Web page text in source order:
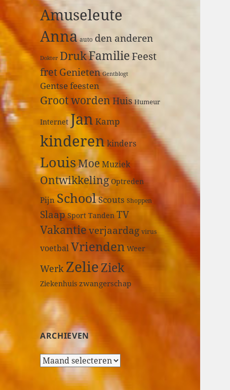
a
r
Amuseleute
Anna auto den anderen
Dokter DrukFamilieFeest
fretGenieten Gentblogt
Gentse feesten
Groot worden Huis Humeur
Internet Jan Kamp
kinderenkinders
LouisMoeMuziek
Ontwikkeling Optreden
Pijn SchoolScouts Shoppen
Slaap Sport Tanden TV
Vakantieverjaardag virus
voetbalVrienden Weer
Werk ZelieZiek
Ziekenhuis zwangerschap
ARCHIEVEN
A